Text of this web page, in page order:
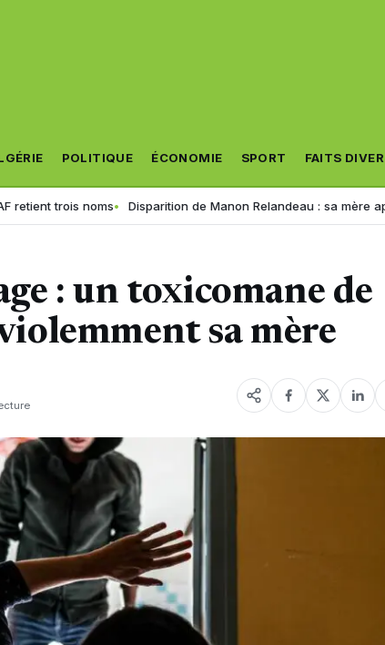
POLITIQUE ÉCONOMIE SPORT FAITS
trois noms Disparition de Manon Relandeau : sa mère appelle
: un toxicomane de
sa mère